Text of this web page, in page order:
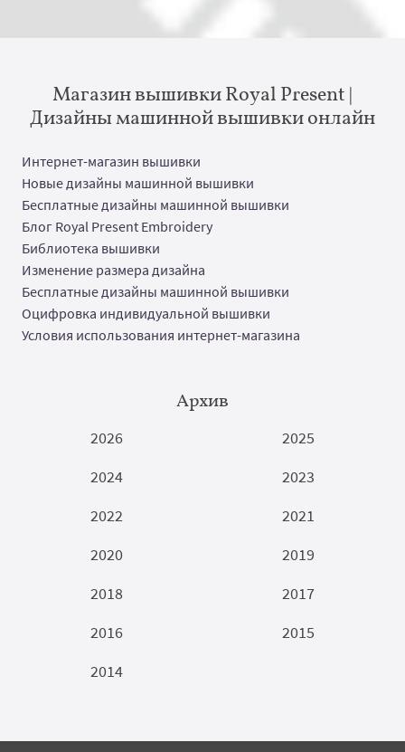
Магазин вышивки Royal Present |
Дизайны машинной вышивки онлайн
Интернет-магазин вышивки
Новые дизайны машинной вышивки
Бесплатные дизайны машинной вышивки
Блог Royal Present Embroidery
Библиотека вышивки
Изменение размера дизайна
Бесплатные дизайны машинной вышивки
Оцифровка индивидуальной вышивки
Условия использования интернет-магазина
Архив
2026
2025
2024
2023
2022
2021
2020
2019
2018
2017
2016
2015
2014